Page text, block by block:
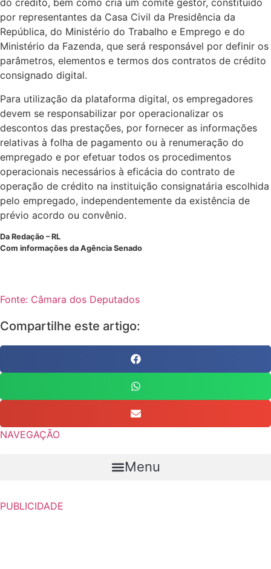
do crédito, bem como cria um comitê gestor, constituído
por representantes da Casa Civil da Presidência da
República, do Ministério do Trabalho e Emprego e do
Ministério da Fazenda, que será responsável por definir os
parâmetros, elementos e termos dos contratos de crédito
consignado digital.
Para utilização da plataforma digital, os empregadores
devem se responsabilizar por operacionalizar os
descontos das prestações, por fornecer as informações
relativas à folha de pagamento ou à renumeração do
empregado e por efetuar todos os procedimentos
operacionais necessários à eficácia do contrato de
operação de crédito na instituição consignatária escolhida
pelo empregado, independentemente da existência de
prévio acordo ou convênio.
Da Redação – RL
Com informações da Agência Senado
Fonte: Câmara dos Deputados
Compartilhe este artigo:
NAVEGAÇÃO
Menu
PUBLICIDADE